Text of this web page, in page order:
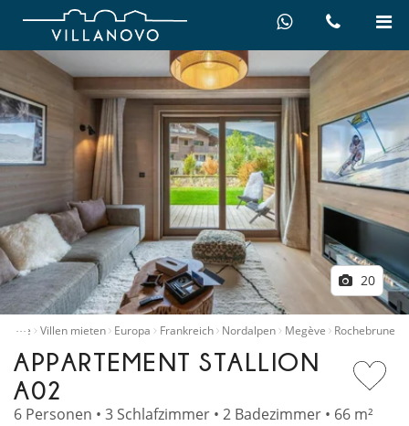
20
…
Home Villen mieten Europa Frankreich Nordalpen Megève Rochebrune
APPARTEMENT STALLION
A02
6 Personen • 3 Schlafzimmer • 2 Badezimmer • 66 m²